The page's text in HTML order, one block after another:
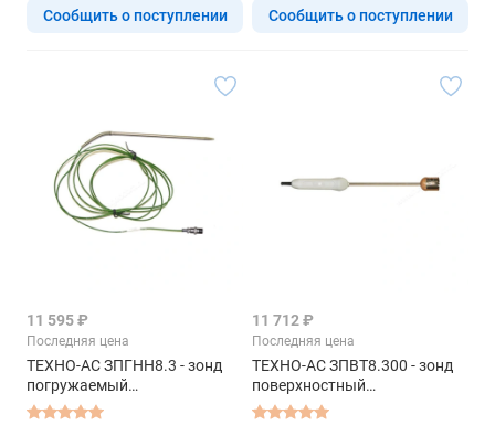
Сообщить о поступлении Сообщить о поступлении
11 595 ₽
Последняя цена
ТЕХНО-АС ЗПГНН8.3 - зонд
погружаемый
низкотемпературный
11 712 ₽
Последняя цена
ТЕХНО-АС ЗПВТ8.300 - зонд
поверхностный
высокоточный